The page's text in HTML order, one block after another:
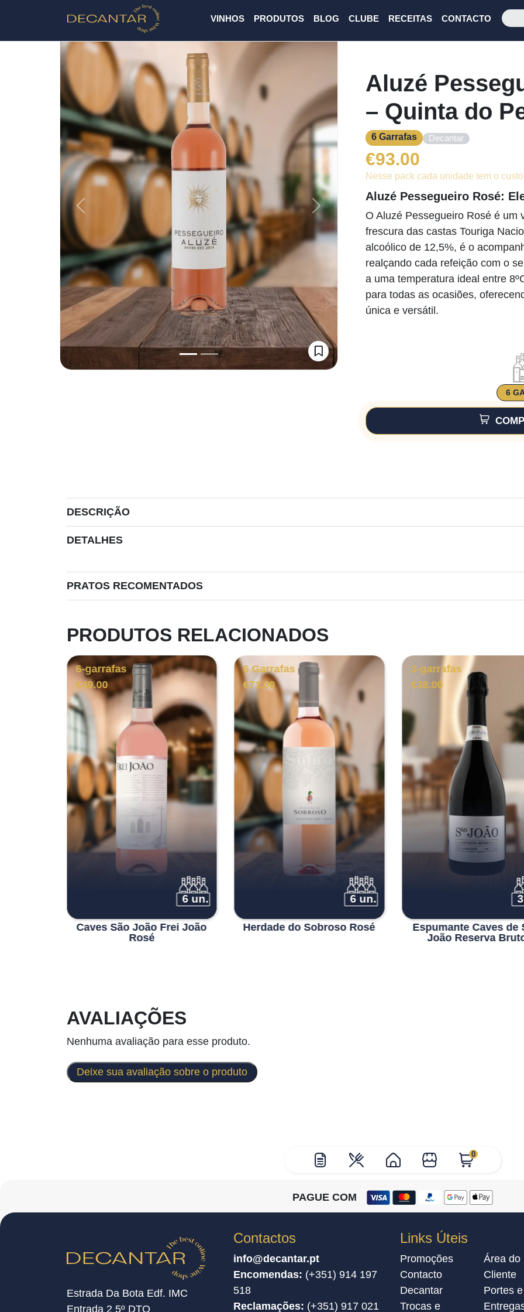
VINHOS PRODUTOS BLOG CLUBE RECEITAS CONTACTO
0
Previous Next
Aluzé
– Quinta do
6 Garrafas Decantar
€93.00
Nesse pack cada unidade tem o
Aluzé Pessegueiro Rosé:
O Aluzé Pessegueiro Rosé é um
frescura das castas Touriga
alcoólico de 12,5%, é o
realçando cada refeição com o
a uma temperatura ideal entre
para todas as ocasiões,
única e versátil.
6
DESCRIÇÃO
DETALHES
PRATOS RECOMENTADOS
PRODUTOS RELACIONADOS
6-garrafas
€49.00
6 un.
Caves São João Frei João
Rosé
6 Garrafas
€71.00
6 un.
Herdade do Sobroso Rosé
3-garrafas
€38.00
Espumante Caves de
João Reserva
AVALIAÇÕES
Nenhuma avaliação para esse produto.
Deixe sua avaliação sobre o produto
PAGUE COM
Estrada Da Bota Edf. IMC
Entrada 2 5º DTO
Contactos
info@decantar.pt
Encomendas: (+351) 914 197
518
Reclamações: (+351) 917 021
Links Úteis
Promoções
Contacto
Decantar
Trocas e
Área do
Cliente
Portes e